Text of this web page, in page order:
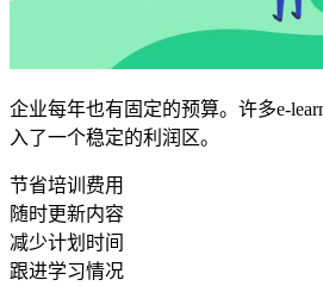
企业每年也有固定的预算。许多e-
入了一个稳定的利润区。
节省培训费用
随时更新内容
减少计划时间
跟进学习情况